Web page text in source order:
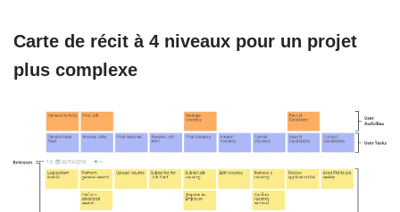
Carte de récit à 4 niveaux pour un projet
plus complexe